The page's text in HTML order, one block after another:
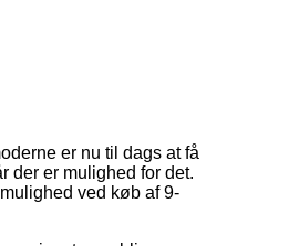
er nu til dags at få
der er mulighed for det.
ved køb af 9-